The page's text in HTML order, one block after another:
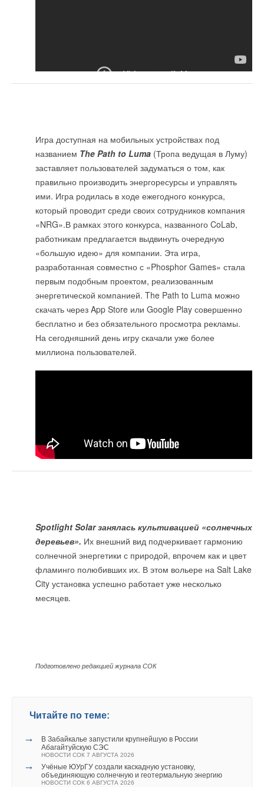
Игра доступная на мобильных устройствах под
названием The Path to Luma (Тропа ведущая в Луму)
заставляет пользователей задуматься о том, как
правильно производить энергоресурсы и управлять
ими. Игра родилась в ходе ежегодного конкурса,
который проводит среди своих сотрудников компания
«NRG».В рамках этого конкурса, названного CoLab,
работникам предлагается выдвинуть очередную
«большую идею» для компании. Эта игра,
разработанная совместно с «Phosphor Games» стала
первым подобным проектом, реализованным
энергетической компанией. The Path to Luma можно
скачать через App Store или Google Play совершенно
бесплатно и без обязательного просмотра рекламы.
На сегодняшний день игру скачали уже более
миллиона пользователей.
Spotlight Solar занялась культивацией «солнечных
деревьев». Их внешний вид подчеркивает гармонию
солнечной энергетики с природой, впрочем как и цвет
фламинго полюбивших их. В этом вольере на Salt Lake
City установка успешно работает уже несколько
месяцев.
Подготовлено редакцией журнала СОК
Читайте по теме:
→
В Забайкалье запустили крупнейшую в России
Абагайтуйскую СЭС
НОВОСТИ СОК 7 АВГУСТА 2026
→
Учёные ЮУрГУ создали каскадную установку,
объединяющую солнечную и геотермальную энергию
НОВОСТИ СОК 6 АВГУСТА 2026